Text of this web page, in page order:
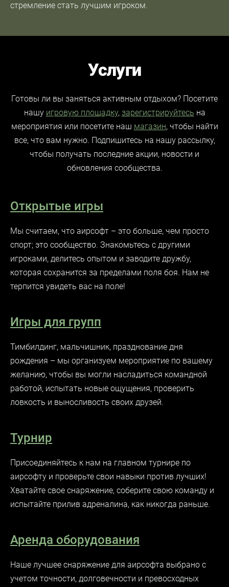
стремление стать лучшим игроком.
Услуги
Готовы ли вы заняться активным отдыхом? Посетите
нашу игровую площадку, зарегистрируйтесь на
мероприятия или посетите наш магазин, чтобы найти
все, что вам нужно. Подпишитесь на нашу рассылку,
чтобы получать последние акции, новости и
обновления сообщества.
Открытые игры
Мы считаем, что аирсофт – это больше, чем просто
спорт; это сообщество. Знакомьтесь с другими
игроками, делитесь опытом и заводите дружбу,
которая сохранится за пределами поля боя. Нам не
терпится увидеть вас на поле!
Игры для групп
Тимбилдинг, мальчишник, празднование дня
рождения – мы организуем мероприятие по вашему
желанию, чтобы вы могли насладиться командной
работой, испытать новые ощущения, проверить
ловкость и выносливость своих друзей.
Турнир
Присоединяйтесь к нам на главном турнире по
аирсофту и проверьте свои навыки против лучших!
Хватайте свое снаряжение, соберите свою команду и
испытайте прилив адреналина, как никогда раньше.
Аренда оборудования
Наше лучшее снаряжение для аирсофта выбрано с
учетом точности, долговечности и превосходных